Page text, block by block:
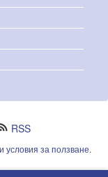
RSS
условия за ползване.